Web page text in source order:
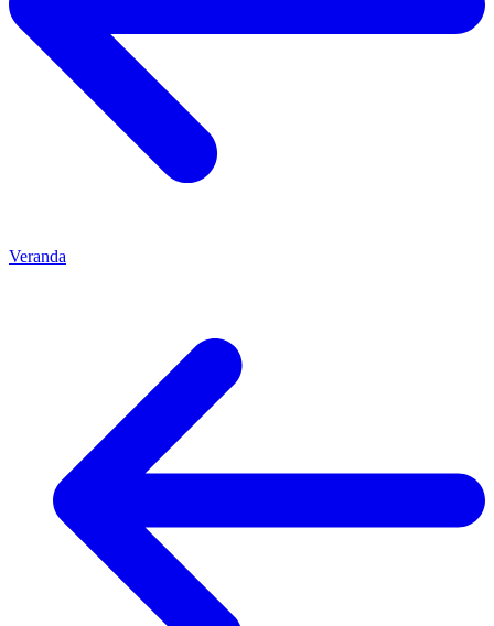
Veranda